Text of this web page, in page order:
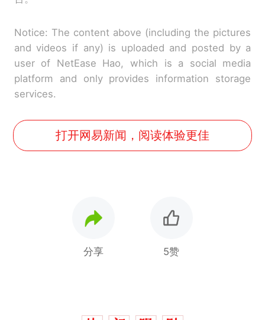
Notice: The content above (including the pictures
and videos if any) is uploaded and posted by a
user of NetEase Hao, which is a social media
platform and only provides information storage
services.
打开网易新闻，阅读体验更佳
分享 5赞